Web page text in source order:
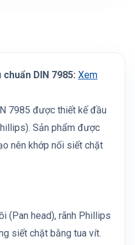
DIN 7985: Xem
7985 được thiết kế đầu
Sản phẩm được
nên khớp nối siết chặt
(Pan head), rãnh Phillips
siết chặt bằng tua vít.